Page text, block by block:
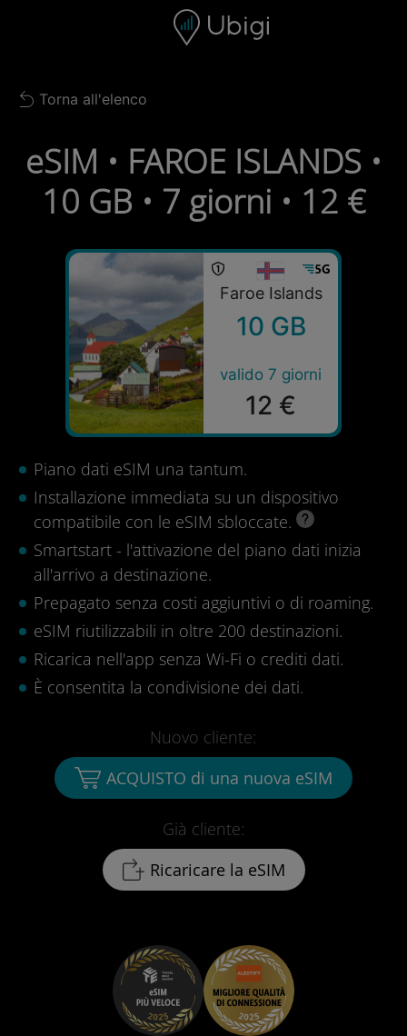
Barra di navigazione
Back to list
Torna all'elenco
eSIM • FAROE ISLANDS •
10 GB • 7 giorni • 12 €
Faroe Islands
10 GB
valido 7 giorni
12 €
Piano dati eSIM una tantum.
Installazione immediata su un dispositivo
compatibile con le eSIM sbloccate.
Smartstart - l'attivazione del piano dati inizia
all'arrivo a destinazione.
Prepagato senza costi aggiuntivi o di roaming.
eSIM riutilizzabili in oltre 200 destinazioni.
Ricarica nell'app senza Wi-Fi o crediti dati.
È consentita la condivisione dei dati.
Già cliente:
Ricaricare la eSIM
Nuovo cliente:
ACQUISTO di una nuova eSIM